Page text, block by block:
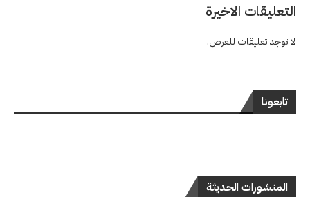
التعليقات الاخيرة
لا توجد تعليقات للعرض.
تابعونا
المنشورات الحديثة